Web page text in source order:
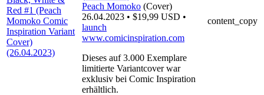
Peach Momoko (Cover)
26.04.2023 • $19,99 USD •
launch
www.comicinspiration.com
Dieses auf 3.000 Exemplare
limitierte Variantcover war
exklusiv bei Comic Inspiration
erhältlich.
content_copy